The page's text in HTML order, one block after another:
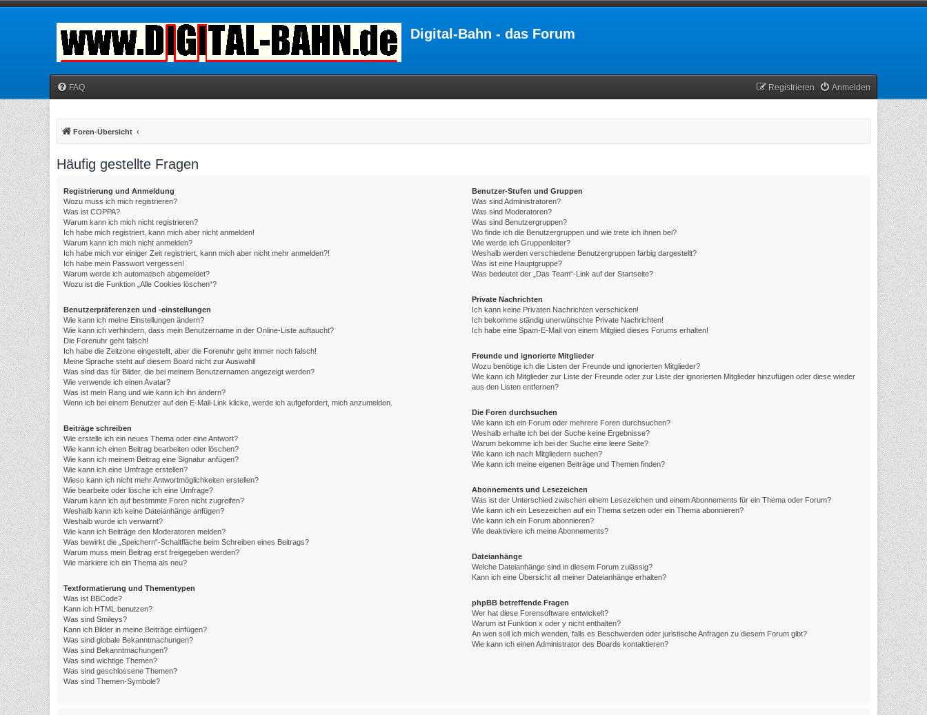
Digital-Bahn - das Forum
FAQ Anmelden
Registrieren
Foren-Übersicht
Häufig gestellte Fragen
Registrierung und Anmeldung
Wozu muss ich mich registrieren?
Was ist COPPA?
Warum kann ich mich nicht registrieren?
Ich habe mich registriert, kann mich aber nicht anmelden!
Warum kann ich mich nicht anmelden?
Ich habe mich vor einiger Zeit registriert, kann mich aber nicht mehr anmelden?!
Ich habe mein Passwort vergessen!
Warum werde ich automatisch abgemeldet?
Wozu ist die Funktion „Alle Cookies löschen“?
Benutzerpräferenzen und -einstellungen
Wie kann ich meine Einstellungen ändern?
Wie kann ich verhindern, dass mein Benutzername in der Online-Liste auftaucht?
Die Forenuhr geht falsch!
Ich habe die Zeitzone eingestellt, aber die Forenuhr geht immer noch falsch!
Meine Sprache steht auf diesem Board nicht zur Auswahl!
Was sind das für Bilder, die bei meinem Benutzernamen angezeigt werden?
Wie verwende ich einen Avatar?
Was ist mein Rang und wie kann ich ihn ändern?
Wenn ich bei einem Benutzer auf den E-Mail-Link klicke, werde ich aufgefordert, mich anzumelden.
Beiträge schreiben
Wie erstelle ich ein neues Thema oder eine Antwort?
Wie kann ich einen Beitrag bearbeiten oder löschen?
Wie kann ich meinem Beitrag eine Signatur anfügen?
Wie kann ich eine Umfrage erstellen?
Wieso kann ich nicht mehr Antwortmöglichkeiten erstellen?
Wie bearbeite oder lösche ich eine Umfrage?
Warum kann ich auf bestimmte Foren nicht zugreifen?
Weshalb kann ich keine Dateianhänge anfügen?
Weshalb wurde ich verwarnt?
Wie kann ich Beiträge den Moderatoren melden?
Was bewirkt die „Speichern“-Schaltfläche beim Schreiben eines Beitrags?
Warum muss mein Beitrag erst freigegeben werden?
Wie markiere ich ein Thema als neu?
Textformatierung und Thementypen
Was ist BBCode?
Kann ich HTML benutzen?
Was sind Smileys?
Kann ich Bilder in meine Beiträge einfügen?
Was sind globale Bekanntmachungen?
Was sind Bekanntmachungen?
Was sind wichtige Themen?
Was sind geschlossene Themen?
Was sind Themen-Symbole?
Benutzer-Stufen und Gruppen
Was sind Administratoren?
Was sind Moderatoren?
Was sind Benutzergruppen?
Wo finde ich die Benutzergruppen und wie trete ich ihnen bei?
Wie werde ich Gruppenleiter?
Weshalb werden verschiedene Benutzergruppen farbig dargestellt?
Was ist eine Hauptgruppe?
Was bedeutet der „Das Team“-Link auf der Startseite?
Private Nachrichten
Ich kann keine Privaten Nachrichten verschicken!
Ich bekomme ständig unerwünschte Private Nachrichten!
Ich habe eine Spam-E-Mail von einem Mitglied dieses Forums erhalten!
Freunde und ignorierte Mitglieder
Wozu benötige ich die Listen der Freunde und ignorierten Mitglieder?
Wie kann ich Mitglieder zur Liste der Freunde oder zur Liste der ignorierten Mitglieder hinzufügen oder diese wieder
aus den Listen entfernen?
Die Foren durchsuchen
Wie kann ich ein Forum oder mehrere Foren durchsuchen?
Weshalb erhalte ich bei der Suche keine Ergebnisse?
Warum bekomme ich bei der Suche eine leere Seite?
Wie kann ich nach Mitgliedern suchen?
Wie kann ich meine eigenen Beiträge und Themen finden?
Abonnements und Lesezeichen
Was ist der Unterschied zwischen einem Lesezeichen und einem Abonnements für ein Thema oder Forum?
Wie kann ich ein Lesezeichen auf ein Thema setzen oder ein Thema abonnieren?
Wie kann ich ein Forum abonnieren?
Wie deaktiviere ich meine Abonnements?
Dateianhänge
Welche Dateianhänge sind in diesem Forum zulässig?
Kann ich eine Übersicht all meiner Dateianhänge erhalten?
phpBB betreffende Fragen
Wer hat diese Forensoftware entwickelt?
Warum ist Funktion x oder y nicht enthalten?
An wen soll ich mich wenden, falls es Beschwerden oder juristische Anfragen zu diesem Forum gibt?
Wie kann ich einen Administrator des Boards kontaktieren?